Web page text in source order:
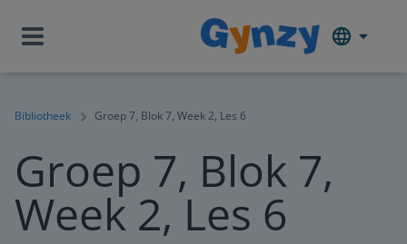
Bibliotheek Groep 7, Blok 7, Week 2, Les 6
Groep 7, Blok 7,
Week 2, Les 6